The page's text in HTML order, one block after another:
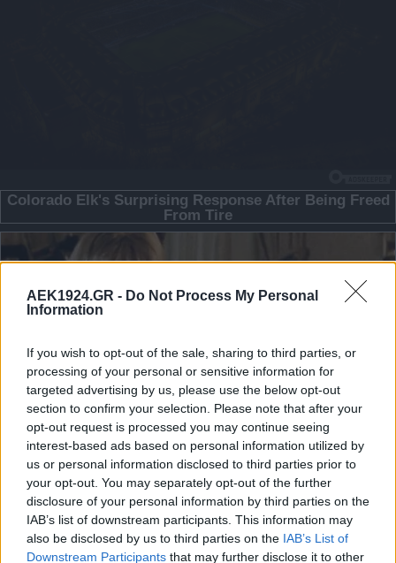
AEK1924.GR - Do Not Process My Personal
Information
If you wish to opt-out of the sale, sharing to third parties, or
processing of your personal or sensitive information for
targeted advertising by us, please use the below opt-out
section to confirm your selection. Please note that after your
opt-out request is processed you may continue seeing
interest-based ads based on personal information utilized by
us or personal information disclosed to third parties prior to
your opt-out. You may separately opt-out of the further
disclosure of your personal information by third parties on the
IAB’s list of downstream participants. This information may
also be disclosed by us to third parties on the IAB’s List of
Downstream Participants that may further disclose it to other